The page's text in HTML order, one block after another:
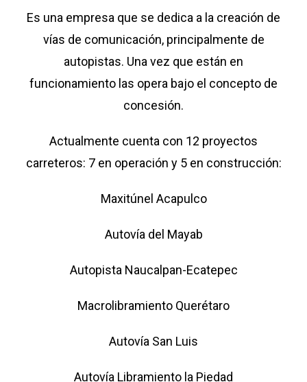
Es una empresa que se dedica a la creación de
vías de comunicación, principalmente de
autopistas. Una vez que están en
funcionamiento las opera bajo el concepto de
concesión.
Actualmente cuenta con 12 proyectos
carreteros: 7 en operación y 5 en construcción:
Maxitúnel Acapulco
Autovía del Mayab
Autopista Naucalpan-Ecatepec
Macrolibramiento Querétaro
Autovía San Luis
Autovía Libramiento la Piedad